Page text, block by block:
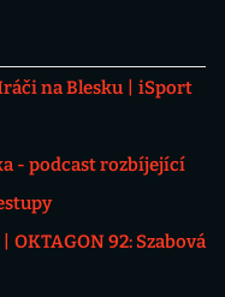
na Blesku
iSport
- podcast rozbíjející
OKTAGON 92: Szabová